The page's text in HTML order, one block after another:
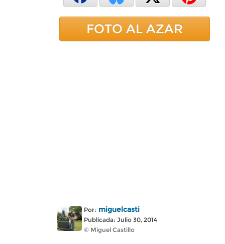
FOTO AL AZAR
Por: miguelcasti
Publicada: Julio 30, 2014
© Miguel Castillo